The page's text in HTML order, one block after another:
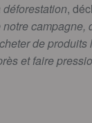
,
campagne,
de produits
et faire